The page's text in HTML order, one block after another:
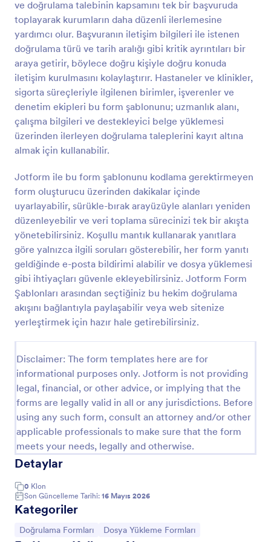
ve doğrulama talebinin kapsamını tek bir başvuruda
toplayarak kurumların daha düzenli ilerlemesine
yardımcı olur. Başvuranın iletişim bilgileri ile istenen
doğrulama türü ve tarih aralığı gibi kritik ayrıntıları bir
araya getirir, böylece doğru kişiyle doğru konuda
iletişim kurulmasını kolaylaştırır. Hastaneler ve klinikler,
sigorta süreçleriyle ilgilenen birimler, işverenler ve
denetim ekipleri bu form şablonunu; uzmanlık alanı,
çalışma bilgileri ve destekleyici belge yüklemesi
üzerinden ilerleyen doğrulama taleplerini kayıt altına
almak için kullanabilir.
Jotform ile bu form şablonunu kodlama gerektirmeyen
form oluşturucu üzerinden dakikalar içinde
uyarlayabilir, sürükle-bırak arayüzüyle alanları yeniden
düzenleyebilir ve veri toplama sürecinizi tek bir akışta
yönetebilirsiniz. Koşullu mantık kullanarak yanıtlara
göre yalnızca ilgili soruları gösterebilir, her form yanıtı
geldiğinde e-posta bildirimi alabilir ve dosya yüklemesi
gibi ihtiyaçları güvenle ekleyebilirsiniz. Jotform Form
Şablonları arasından seçtiğiniz bu hekim doğrulama
akışını bağlantıyla paylaşabilir veya web sitenize
yerleştirmek için hazır hale getirebilirsiniz.
Disclaimer: The form templates here are for
informational purposes only. Jotform is not providing
legal, financial, or other advice, or implying that the
forms are legally valid in all or any jurisdictions. Before
using any such form, consult an attorney and/or other
applicable professionals to make sure that the form
meets your needs, legally and otherwise.
Detaylar
0 Klon
Son Güncelleme Tarihi: 16 Mayıs 2026
Kategoriler
Kategoriye git:
Doğrulama Formları Kategoriye git:
Dosya Yükleme Formları
olacaktır.Şirket logonuzu ekleyin ve formu markanıza
uyacak şekilde özelleştirin, ardından müşterilerinizle
paylaşarak ücretsiz İmza Doğrulama Formunuzu
duyurun! Ya da sadece kendiniz kullanın ve
gönderimleri doğrudan diğer hesaplarınıza gönderin.
Yanıtları favori depolama platformlarınızla senkronize
etmenizi sağlayan 100'den fazla entegrasyonumuz
da bulunmaktadır.
Önizleme
Maaş Belgesi Formu
Maaş Belgesi Formu, çalışan ücret bilgilerini
kurumsal talepler için hızlıca toplamanıza yardımcı
toplama sürecini Jotform üzerinden düzenlemesini
sağlar.
Go to Category:
İnsan Kaynakları Formları
Şablon Kullan
Önizleme